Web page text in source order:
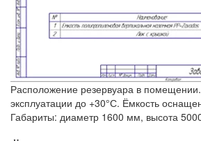
Расположение резервуара в
эксплуатации до +30°С. Ёмкость
Габариты: диаметр 1600 мм, высота